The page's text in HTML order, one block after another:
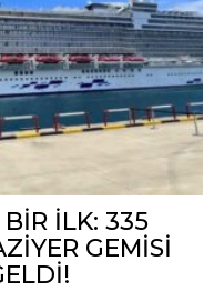
İLK: 335
GEMİSİ